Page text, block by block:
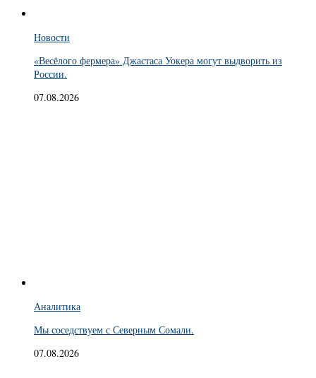
Новости
«Весёлого фермера» Джастаса Уокера могут выдворить из
России.
07.08.2026
Аналитика
Мы соседствуем с Северным Сомали.
07.08.2026